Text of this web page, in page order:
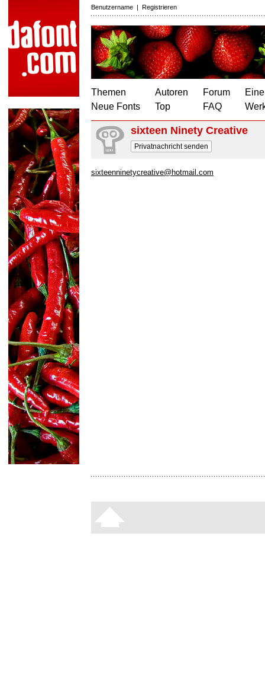
Benutzername | Registrieren
Themen
Neue Fonts
Autoren
Top
Forum
FAQ
sixteen Ninety Creative
Privatnachricht senden
sixteenninetycreative@hotmail.com